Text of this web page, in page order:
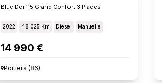
Blue Dci 115 Grand Confort 3 Places
2022 48 025 Km Diesel Manuelle
14 990 €
Poitiers (86)